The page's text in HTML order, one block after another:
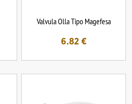
Valvula Olla Tipo Magefesa
6.82 €